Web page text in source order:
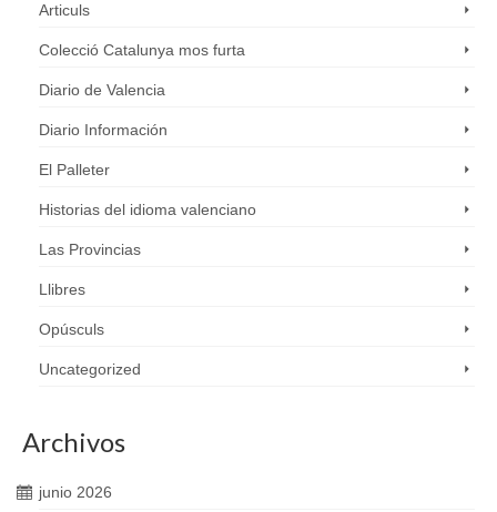
Articuls
Colecció Catalunya mos furta
Diario de Valencia
Diario Información
El Palleter
Historias del idioma valenciano
Las Provincias
Llibres
Opúsculs
Uncategorized
Archivos
junio 2026